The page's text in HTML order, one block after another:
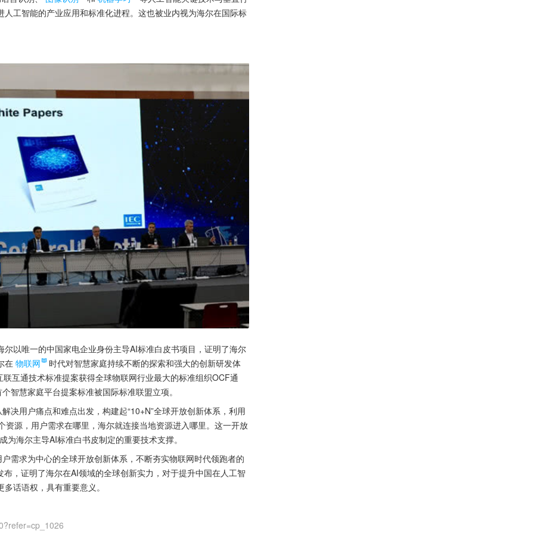
工智能的产业应用和标准化进程。这也被业内视为海尔在国际标
以唯一的中国家电企业身份主导AI标准白皮书项目，证明了海尔
在 物联网
时代对智慧家庭持续不断的探索和强大的创新研发体
互通技术标准提案获得全球物联网行业最大的标准组织OCF通
智慧家庭平台提案标准被国际标准联盟立项。
决用户痛点和难点出发，构建起“10+N”全球开放创新体系，利用
源，用户需求在哪里，海尔就连接当地资源进入哪里。这一开放
海尔主导AI标准白书皮制定的重要技术支撑。
需求为中心的全球开放创新体系，不断夯实物联网时代领跑者的
，证明了海尔在AI领域的全球创新实力，对于提升中国在人工智
话语权，具有重要意义。